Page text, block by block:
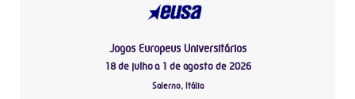
Jogos Europeus Universitários
18 de julho a 1 de agosto de 2026
Salerno, Itália